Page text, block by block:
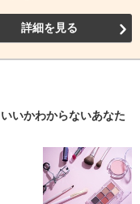
詳細を見る
いかわからないあなた